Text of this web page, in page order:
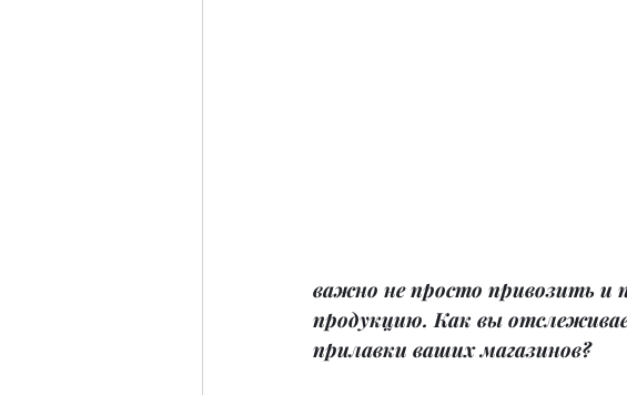
важно не просто привозить
продукцию. Как вы
прилавки ваших магазинов?